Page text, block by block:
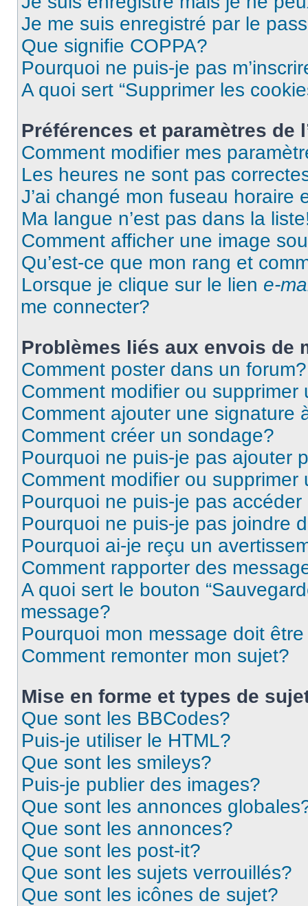
Je me suis enregistré par le
Que signifie COPPA?
Pourquoi ne puis-je pas
A quoi sert “Supprimer les
Préférences et paramètres de
Comment modifier mes
Les heures ne sont pas
J’ai changé mon fuseau horaire
Ma langue n’est pas dans la
Comment afficher une image
Qu’est-ce que mon rang et
Lorsque je clique sur le lien e-
me connecter?
Problèmes liés aux envois de
Comment poster dans un forum?
Comment modifier ou supprimer
Comment ajouter une signature
Comment créer un sondage?
Pourquoi ne puis-je pas ajouter
Comment modifier ou supprimer
Pourquoi ne puis-je pas
Pourquoi ne puis-je pas joindre
Pourquoi ai-je reçu un
Comment rapporter des
A quoi sert le bouton
message?
Pourquoi mon message doit
Comment remonter mon sujet?
Mise en forme et types de
Que sont les BBCodes?
Puis-je utiliser le HTML?
Que sont les smileys?
Puis-je publier des images?
Que sont les annonces
Que sont les annonces?
Que sont les post-it?
Que sont les sujets verrouillés?
Que sont les icônes de sujet?